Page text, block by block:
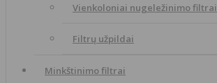
Vienkoloniai nugeležinimo filtrai
Filtrų užpildai
Minkštinimo filtrai